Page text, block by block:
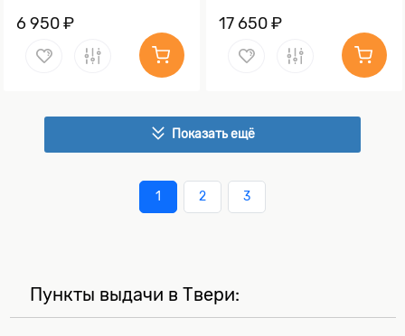
6 950 ₽ 17 650 ₽
Показать ещё
1 2 3
Пункты выдачи в Твери: